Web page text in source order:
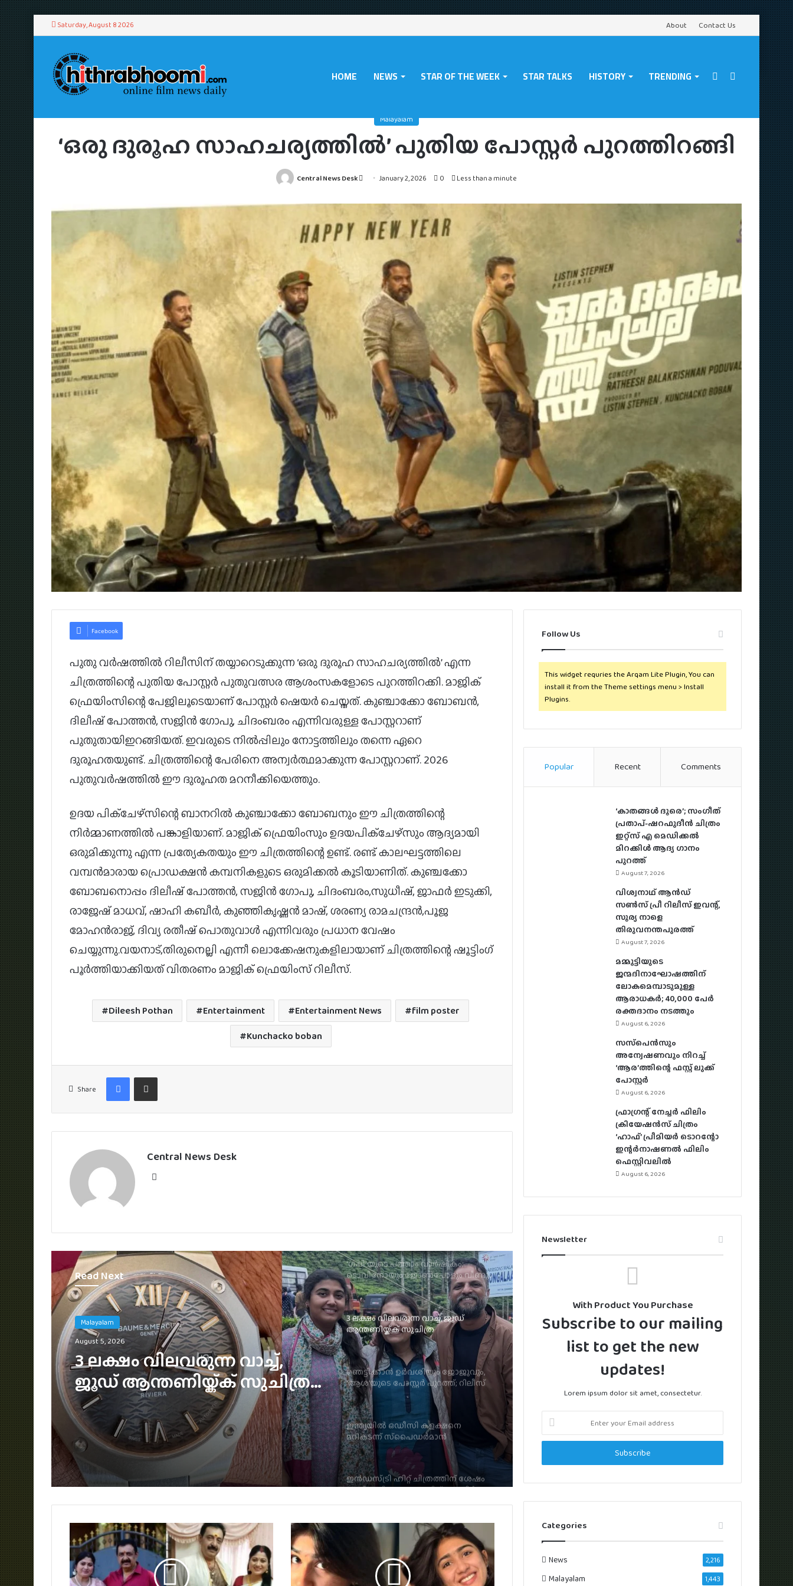
Saturday, August 8 2026 About Contact Us
HOME NEWS STAR OF THE WEEK STAR TALKS HISTORY TRENDING Search
Sidebar
Malayalam
‘ഒരു ദുരൂഹ സാഹചര്യത്തില്‍’ പുതിയ പോസ്റ്റര്‍ പുറത്തിറങ്ങി
Central News Desk
Send
email
January 2, 2026 0 Less than a minute
Facebook
പുതു വര്‍ഷത്തില്‍ റിലീസിന് തയ്യാറെടുക്കുന്ന ‘ഒരു ദുരൂഹ സാഹചര്യത്തില്‍’ എന്ന
ചിത്രത്തിന്റെ പുതിയ പോസ്റ്റര്‍ പുതുവത്സര ആശംസകളോടെ പുറത്തിറക്കി. മാജിക്
ഫ്രെയിംസിന്റെ പേജിലൂടെയാണ് പോസ്റ്റര്‍ ഷെയര്‍ ചെയ്തത്. കുഞ്ചാക്കോ ബോബന്‍,
ദിലീഷ് പോത്തന്‍, സജിന്‍ ഗോപു, ചിദംബരം എന്നിവരുള്ള പോസ്റ്ററാണ്
പുതുതായിഇറങ്ങിയത്. ഇവരുടെ നില്‍പ്പിലും നോട്ടത്തിലും തന്നെ ഏറെ
ദുരൂഹതയുണ്ട്. ചിത്രത്തിന്റെ പേരിനെ അന്വര്‍ത്ഥമാക്കുന്ന പോസ്റ്ററാണ്. 2026
പുതുവര്‍ഷത്തില്‍ ഈ ദുരൂഹത മറനീക്കിയെത്തും.
ഉദയ പിക്‌ചേഴ്‌സിന്റെ ബാനറില്‍ കുഞ്ചാക്കോ ബോബനും ഈ ചിത്രത്തിന്റെ
നിര്‍മ്മാണത്തില്‍ പങ്കാളിയാണ്. മാജിക് ഫ്രെയിംസും ഉദയപിക്‌ചേഴ്‌സും ആദ്യമായി
ഒരുമിക്കുന്നു എന്ന പ്രത്യേകതയും ഈ ചിത്രത്തിന്റെ ഉണ്ട്. രണ്ട് കാലഘട്ടത്തിലെ
വമ്പന്‍മാരായ പ്രൊഡക്ഷന്‍ കമ്പനികളുടെ ഒരുമിക്കല്‍ കൂടിയാണിത്. കുഞ്ചക്കോ
ബോബനൊപ്പം ദിലീഷ് പോത്തന്‍, സജിന്‍ ഗോപു, ചിദംബരം,സുധീഷ്, ജാഫര്‍ ഇടുക്കി,
രാജേഷ് മാധവ്, ഷാഹി കബീര്‍, കുഞ്ഞികൃഷ്ണന്‍ മാഷ്, ശരണ്യ രാമചന്ദ്രന്‍,പൂജ
മോഹന്‍രാജ്, ദിവ്യ രതീഷ് പൊതുവാള്‍ എന്നിവരും പ്രധാന വേഷം
ചെയ്യുന്നു.വയനാട്,തിരുനെല്ലി എന്നീ ലൊക്കേഷനുകളിലായാണ് ചിത്രത്തിന്റെ ഷൂട്ടിംഗ്
പൂര്‍ത്തിയാക്കിയത് വിതരണം മാജിക് ഫ്രെയിംസ് റിലീസ്.
Dileesh Pothan Entertainment Entertainment News
film poster
Kunchacko boban
Share
FacebookShare via Email
Central News Desk
Read Next
Malayalam
August 4, 2026
ഞെട്ടിക്കാൻ ഉർവശിയും
ജോജുവും, ‘ആശ’യുടെ
പോസ്റ്റർ പുറത്ത്; റിലീസ്
സെപ്റ്റംബർ 4-ന്
ബാലന്‍: ദി ബോയ് ഒടിടിയിലേക്ക്
ഫെസ്റ്റിവലില്‍ പുരസ്‌കാരനേട്ടവുമായി
ടോവിനോ തോമസ് ചിത്രം ‘നരിവേട്ട’
ലിജോ-ഇന്ദ്രജിത്ത് ചിത്രം
ഒന്നിക്കുന്നു
3 ലക്ഷം വിലവരുന്ന വാച്ച്, ജൂഡ്
ആന്തണിയ്ക്ക് സുചിത്ര
മോഹൻലാലിൻറെ സ്നേഹ സമ്മാനം
ഞെട്ടിക്കാൻ ഉർവശിയും ജോജുവും,
‘ആശ’യുടെ പോസ്റ്റർ പുറത്ത്; റിലീസ്
സെപ്റ്റംബർ 4-ന്
ഇന്ത്യയിൽ ഒഡീസി കളക്ഷനെ
മറികടന്ന് സ്‌പൈഡർമാൻ
ഇൻഡസ്ട്രി ഹിറ്റ് ചിത്രത്തിന് ശേഷം
പുതിയ ചിത്രം പ്രഖ്യാപിച്ച് ഹാഷിർ,
ടൈറ്റിൽ പുറത്ത്
ബാലന്‍: ദി ബോയ് ഒടിടിയിലേക്ക്
ഫെസ്റ്റിവലില്‍ പുരസ്‌കാരനേട്ടവുമായി
ടോവിനോ തോമസ് ചിത്രം ‘നരിവേട്ട’
യു/എ സർട്ടിഫിക്കറ്റുമായി
Follow Us
This widget requries the Arqam Lite Plugin, You can
install it from the Theme settings menu > Install
Plugins.
Popular Recent Comments
‘കാതങ്ങൾ ദൂരെ’; സംഗീത്
പ്രതാപ്-ഷറഫുദീൻ ചിത്രം
ഇറ്റ്സ് എ മെഡിക്കൽ
മിറക്കിൾ ആദ്യ ഗാനം
പുറത്ത്
August 7, 2026
വിശ്വനാഥ് ആന്‍ഡ്
സണ്‍സ് പ്രീ റിലീസ് ഇവന്റ്,
സൂര്യ നാളെ
തിരുവനന്തപുരത്ത്
August 7, 2026
മമ്മൂട്ടിയുടെ
ജന്മദിനാഘോഷത്തിന്
ലോകമെമ്പാടുമുള്ള
ആരാധകര്‍; 40,000 പേര്‍
രക്തദാനം നടത്തും
August 6, 2026
സസ്‌പെന്‍സും
അന്വേഷണവും നിറച്ച്
‘ആര’ത്തിന്റെ ഫസ്റ്റ് ലുക്ക്
പോസ്റ്റര്‍
August 6, 2026
ഫ്രാഗ്രന്റ് നേച്ചര്‍ ഫിലിം
ക്രിയേഷന്‍സ് ചിത്രം
‘ഹാഫ്’ പ്രീമിയര്‍ ടൊറന്റോ
ഇന്റര്‍നാഷണല്‍ ഫിലിം
ഫെസ്റ്റിവലില്‍
August 6, 2026
Newsletter
With Product You Purchase
Subscribe to our mailing
list to get the new
updates!
Lorem ipsum dolor sit amet, consectetur.
Enter
your
Email
Categories
News 2,216
Malayalam 1,443